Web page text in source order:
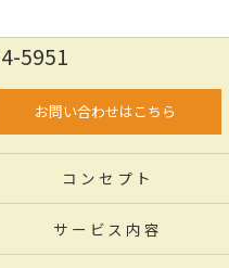
5951
お問い合わせはこちら
コンセプト
サービス内容